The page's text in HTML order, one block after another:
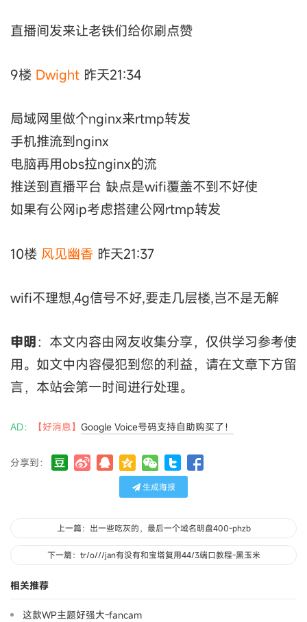
直播间发来让老铁们给你刷点赞
9楼 Dwight 昨天21:34
局域网里做个nginx来rtmp转发
手机推流到nginx
电脑再用obs拉nginx的流
推送到直播平台 缺点是wifi覆盖不到不好使
如果有公网ip考虑搭建公网rtmp转发
10楼 风见幽香 昨天21:37
wifi不理想,4g信号不好,要走几层楼,岂不是无解
申明 ：本文内容由网友收集分享，仅供学习参考使
用。如文中内容侵犯到您的利益，请在文章下方留
言，本站会第一时间进行处理。
AD： 【好消息】 Google Voice号码支持自助购买了！
分享到：
生成海报
上一篇：出一些吃灰的，最后一个域名明盘400-phzb
下一篇：tr/o///jan有没有和宝塔复用44/3端口教程-黑玉米
相关推荐
这款WP主题好强大-fancam